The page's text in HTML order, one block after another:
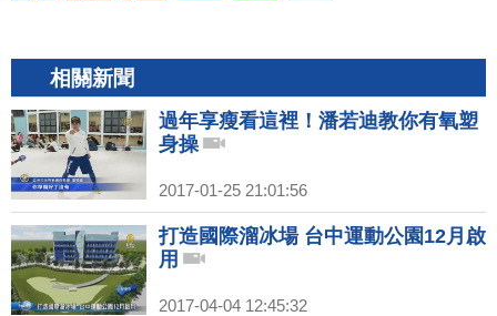
相關新聞
過年享瘦看這裡！潘若迪教你有氧塑
身操
2017-01-25 21:01:56
打造國際溜冰場 台中運動公園12月啟
用
2017-04-04 12:45:32